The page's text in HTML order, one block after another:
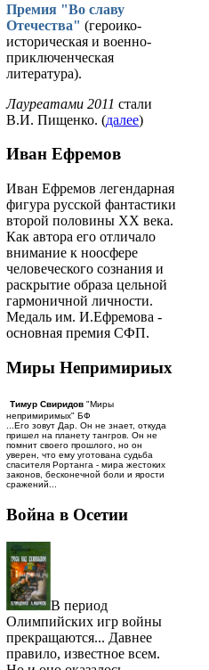
Премия "Во славу
Отечества" (героико-
историческая и военно-
приключенческая
литература).
Лауреатами 2011 стали
В.И. Пищенко. (далее)
Иван Ефремов
Иван Ефремов легендарная
фигура русской фантастики
второй половины ХХ века.
Как автора его отличало
внимание к ноосфере
человеческого сознания и
раскрытие образа цельной
гармоничной личности.
Медаль им. И.Ефремова -
основная премия СФП.
Миры Непримириых
Тимур Свиридов "Миры
непримиримых" БФ
...Его зовут Дар. Он не знает, откуда
пришел на планету тангров. Он не
помнит своего прошлого, но он
уверен, что ему уготована судьба
спасителя Рортанга - мира жестоких
законов, бесконечной боли и ярости
сражений...
Война в Осетии
В период
Олимпийских игр войны
прекращаются... Давнее
правило, известное всем.